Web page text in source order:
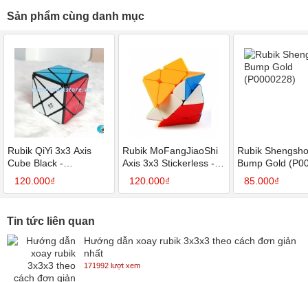
Sản phẩm cùng danh mục
Rubik QiYi 3x3 Axis
Cube Black -
SP005032
120.000₫
Rubik MoFangJiaoShi
Axis 3x3 Stickerless -
SP006420
120.000₫
Rubik
Bump Gold
85.000₫
Tin tức liên quan
Hướng dẫn xoay rubik 3x3x3 theo cách đơn giản
nhất
171992 lượt xem